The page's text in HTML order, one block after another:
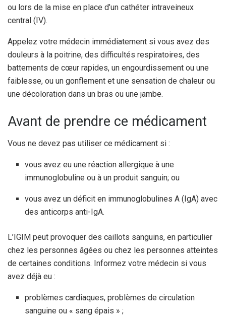
ou lors de la mise en place d’un cathéter intraveineux
central (IV).
Appelez votre médecin immédiatement si vous avez des
douleurs à la poitrine, des difficultés respiratoires, des
battements de cœur rapides, un engourdissement ou une
faiblesse, ou un gonflement et une sensation de chaleur ou
une décoloration dans un bras ou une jambe.
Avant de prendre ce médicament
Vous ne devez pas utiliser ce médicament si :
vous avez eu une réaction allergique à une
immunoglobuline ou à un produit sanguin; ou
vous avez un déficit en immunoglobulines A (IgA) avec
des anticorps anti-IgA.
L’IGIM peut provoquer des caillots sanguins, en particulier
chez les personnes âgées ou chez les personnes atteintes
de certaines conditions. Informez votre médecin si vous
avez déjà eu :
problèmes cardiaques, problèmes de circulation
sanguine ou « sang épais » ;